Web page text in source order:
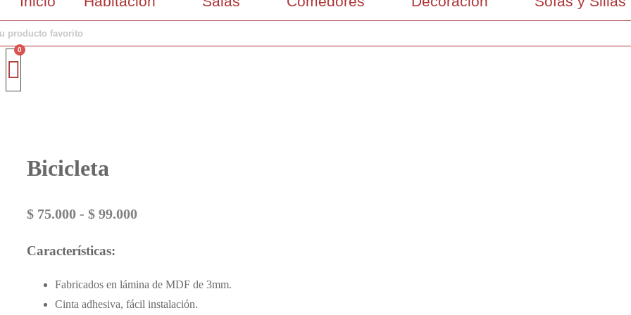
Bicicleta
$ 75.000 - $ 99.000Rango
desde
$ 75.000
Características:
Fabricados en lámina de MDF de 3mm.
Cinta adhesiva, fácil instalación.